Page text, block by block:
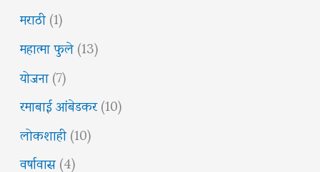
मराठी(1)
महात्मा फुले(13)
योजना(7)
रमाबाई आंबेडकर(10)
लोकशाही(10)
वर्षावास(4)